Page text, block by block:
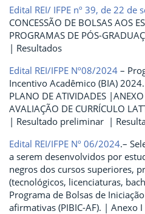
Edital REI/ IFPE nº 39, de 22 de
CONCESSÃO DE BOLSAS AOS
PROGRAMAS DE PÓS-
| Resultados
Edital REI/IFPE Nº08/2024 –
Incentivo Acadêmico (BIA)
PLANO DE ATIVIDADES
AVALIAÇÃO DE CURRÍCULO
| Resultado preliminar |
Edital REI/IFPE Nº 06/2024.–
a serem desenvolvidos por
negros dos cursos superiores,
(tecnológicos, licenciaturas,
Programa de Bolsas de
afirmativas (PIBIC-AF). | Anexo